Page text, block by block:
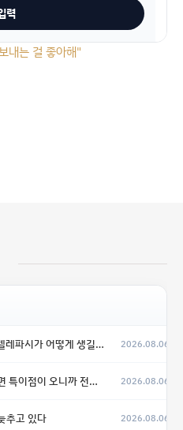
내는 걸 좋아해"
가 어떻게 생길 수 있는지 2026.08.06
전부 롱을 쳐야 할지 모르겠다.” 2026.08.06
추고 있다 2026.08.06